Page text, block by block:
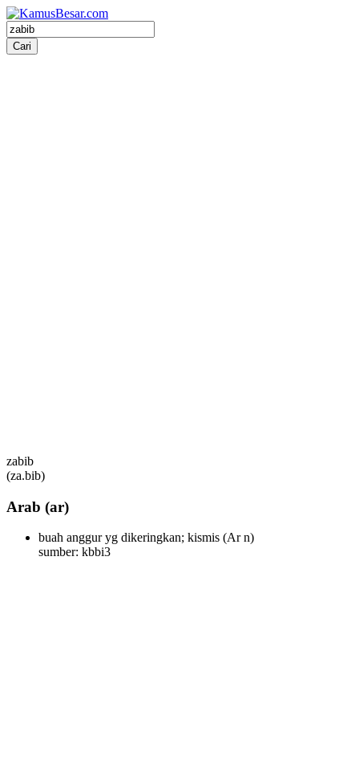
zabib
(za.bib)
Arab (ar)
buah anggur yg dikeringkan; kismis (Ar n)
sumber: kbbi3